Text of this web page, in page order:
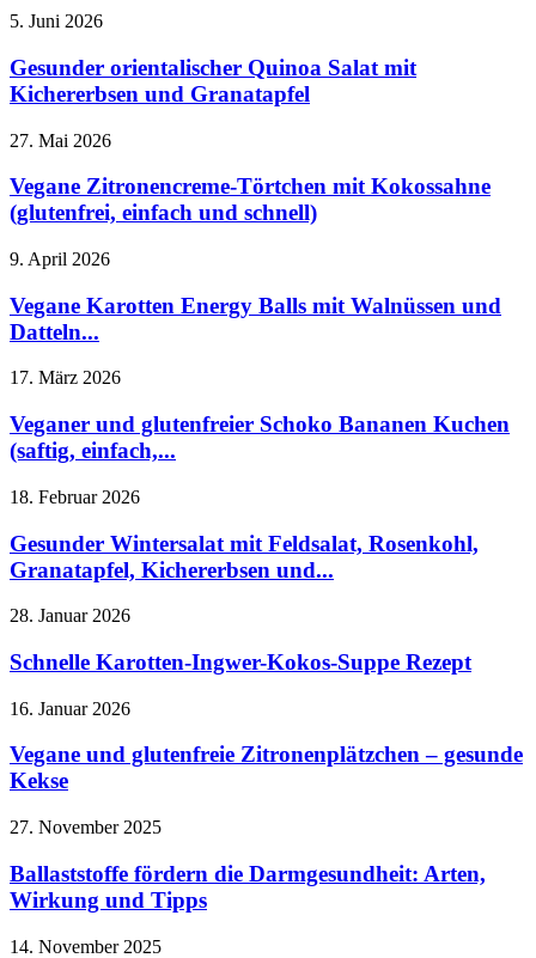
5. Juni 2026
Gesunder orientalischer Quinoa Salat mit
Kichererbsen und Granatapfel
27. Mai 2026
Vegane Zitronencreme-Törtchen mit Kokossahne
(glutenfrei, einfach und schnell)
9. April 2026
Vegane Karotten Energy Balls mit Walnüssen und
Datteln...
17. März 2026
Veganer und glutenfreier Schoko Bananen Kuchen
(saftig, einfach,...
18. Februar 2026
Gesunder Wintersalat mit Feldsalat, Rosenkohl,
Granatapfel, Kichererbsen und...
28. Januar 2026
Schnelle Karotten-Ingwer-Kokos-Suppe Rezept
16. Januar 2026
Vegane und glutenfreie Zitronenplätzchen – gesunde
Kekse
27. November 2025
Ballaststoffe fördern die Darmgesundheit: Arten,
Wirkung und Tipps
14. November 2025